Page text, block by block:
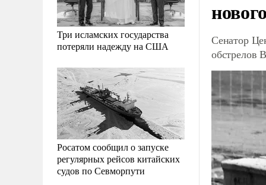
Три исламских государства
потеряли надежду на США
Росатом сообщил о запуске
регулярных рейсов китайских
судов по Севморпути
Сенатор
обстрелов